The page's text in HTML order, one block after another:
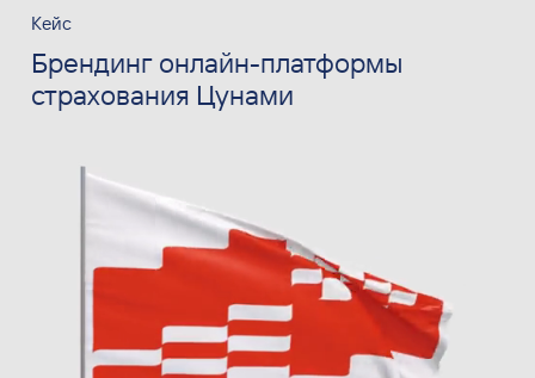
Кейс
Брендинг онлайн-платформы
страхования Цунами